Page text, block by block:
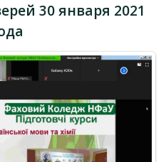
30 января 2021